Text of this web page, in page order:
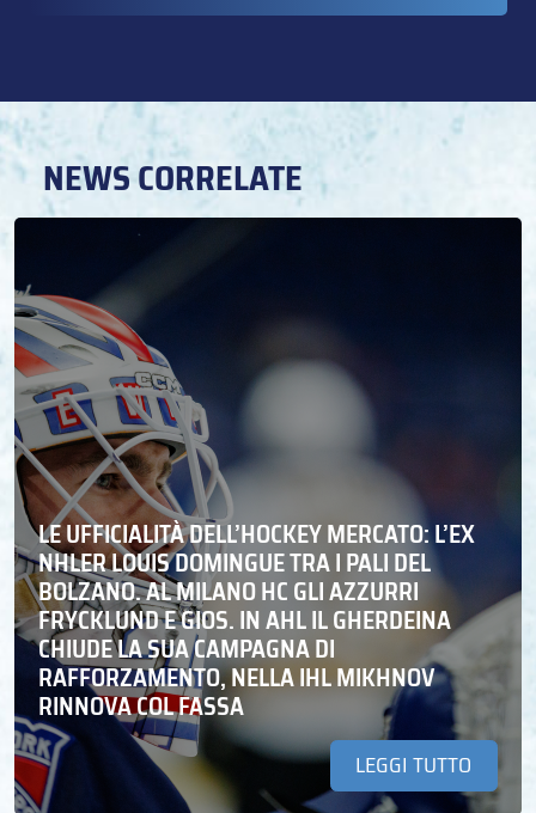
NEWS CORRELATE
LE UFFICIALITÀ DELL’HOCKEY MERCATO: L’EX
NHLER LOUIS DOMINGUE TRA I PALI DEL
BOLZANO. AL MILANO HC GLI AZZURRI
FRYCKLUND E GIOS. IN AHL IL GHERDEINA
CHIUDE LA SUA CAMPAGNA DI
RAFFORZAMENTO, NELLA IHL MIKHNOV
RINNOVA COL FASSA
LEGGI TUTTO